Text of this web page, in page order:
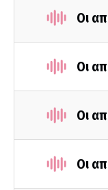
Οι
Οι
Οι
Οι